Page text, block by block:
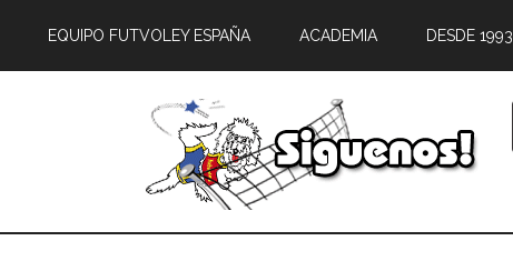
EQUIPO FUTVOLEY ESPAÑA ACADEMIA DESDE 1993